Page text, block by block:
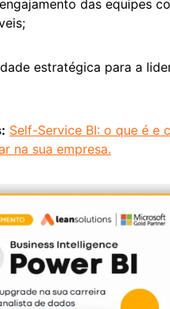
das equipes
estratégica para a
Self-Service BI: o que é e
na sua empresa.